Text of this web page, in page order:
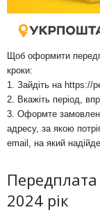
Щоб оформити
кроки:
1. Зайдіть на https://
2. Вкажіть період,
3. Оформте
адресу, за якою
email, на який
2024 рік